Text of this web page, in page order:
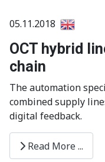
05.11.2018
OCT hybrid
chain
The automation
combined supply
digital feedback.
Read More ...